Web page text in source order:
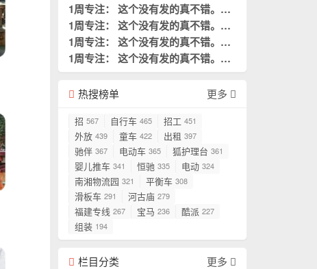
的厂子在哪？
1周专注： 这个没有发的真不错。这
是我需要阅读的。 置顶
1周专注： 这个没有发的真不错。这
是我需要阅读的。 置顶
1周专注： 这个没有发的真不错。这
是我需要阅读的。 置顶
1周专注： 这个没有发的真不错。这
是我需要阅读的。 置顶
热搜榜单 更多
招 567 自行车 465 招工 451
外放 439 童车 422 出租 397
驰伴 367 电动车 365 狐护理台 361
婴儿推车 341 恒驰 335 电动 324
南湘物流园 321 平衡车 308
滑板车 291 河古庙 279
福建专线 267 宝马 236 酷派 227
组装 194
栏目分类 更多